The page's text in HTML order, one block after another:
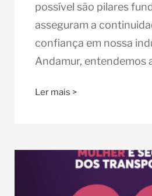
possível são pilares
asseguram a
confiança em nossa
Andamur, entendemos
Ler mais >